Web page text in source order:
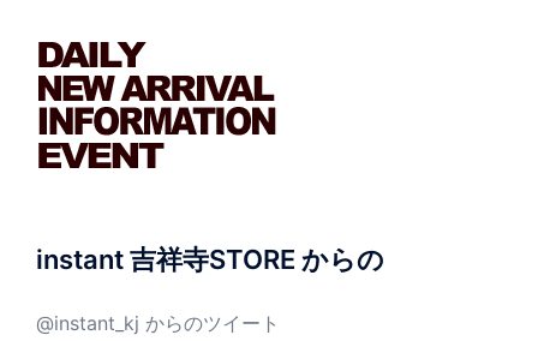
instant 吉祥寺STORE からの
@instant_kj からのツイート